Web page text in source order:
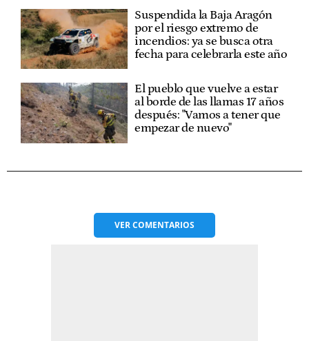
Suspendida la Baja Aragón
por el riesgo extremo de
incendios: ya se busca otra
fecha para celebrarla este año
El pueblo que vuelve a estar
al borde de las llamas 17 años
después: "Vamos a tener que
empezar de nuevo"
VERCOMENTARIOS